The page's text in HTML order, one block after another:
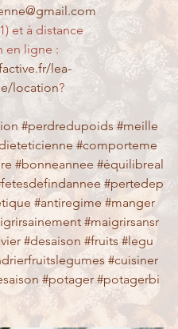
et à distance
en ligne :
lea-
location?
#perdredupoids #meille
#comporteme
#bonneannee #équilibreal
#pertedep
#antiregime #manger
#maigrirsansr
#desaison #fruits #legu
#cuisiner
#potager #potagerbi